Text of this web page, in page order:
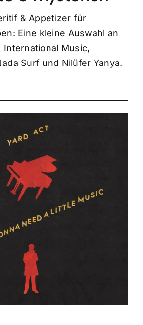
& Appetizer für
Eine kleine Auswahl an
International Music,
Surf und Nilüfer Yanya.